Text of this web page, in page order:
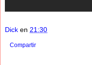
Dick en 21:30
Compartir